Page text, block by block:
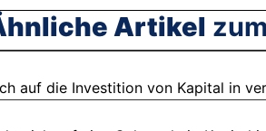
Artikel
auf die Investition von Kapital in